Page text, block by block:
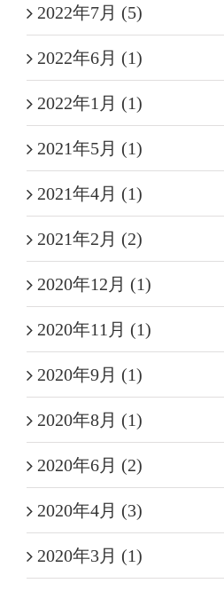
2022年7月 (5)
2022年6月 (1)
2022年1月 (1)
2021年5月 (1)
2021年4月 (1)
2021年2月 (2)
2020年12月 (1)
2020年11月 (1)
2020年9月 (1)
2020年8月 (1)
2020年6月 (2)
2020年4月 (3)
2020年3月 (1)